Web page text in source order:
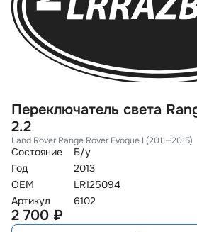
Переключатель света
2.2
Land Rover Range Rover Evoque I (2011—2015)
Состояние
Б/у
Год
2013
OEM
LR125094
Артикул
6102
2 700 ₽